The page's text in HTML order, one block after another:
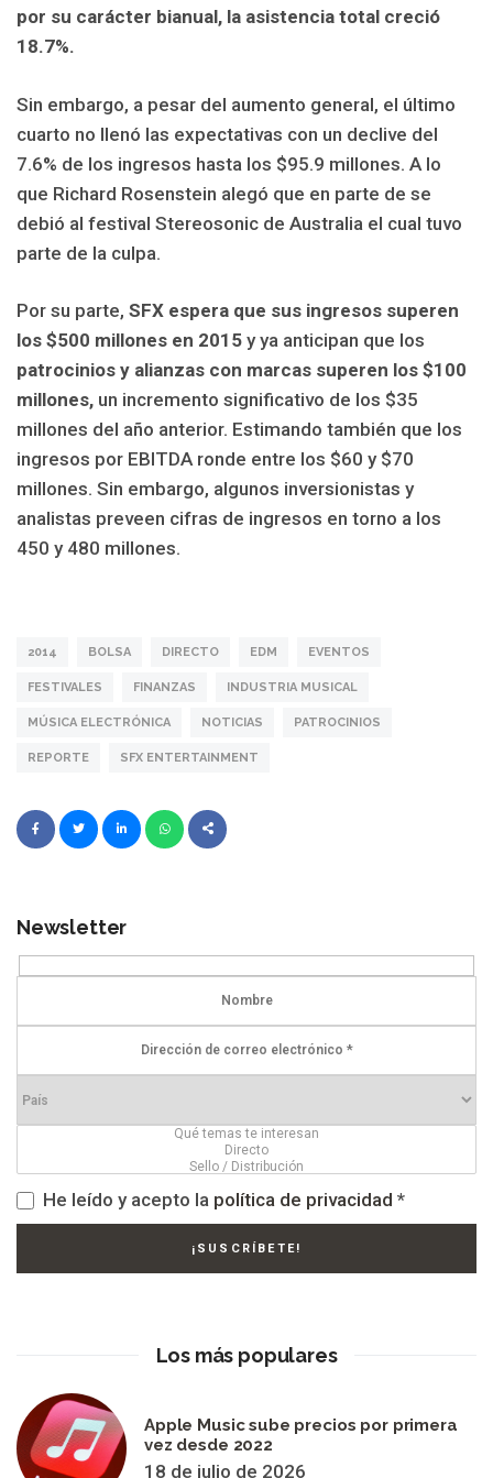
por su carácter bianual, la asistencia total creció
18.7%.
Sin embargo, a pesar del aumento general, el último
cuarto no llenó las expectativas con un declive del
7.6% de los ingresos hasta los $95.9 millones. A lo
que Richard Rosenstein alegó que en parte de se
debió al festival Stereosonic de Australia el cual tuvo
parte de la culpa.
Por su parte, SFX espera que sus ingresos superen
los $500 millones en 2015 y ya anticipan que los
patrocinios y alianzas con marcas superen los $100
millones, un incremento significativo de los $35
millones del año anterior. Estimando también que los
ingresos por EBITDA ronde entre los $60 y $70
millones. Sin embargo, algunos inversionistas y
analistas preveen cifras de ingresos en torno a los
450 y 480 millones.
2014 BOLSA DIRECTO EDM EVENTOS
FESTIVALES FINANZAS INDUSTRIA MUSICAL
MÚSICA ELECTRÓNICA NOTICIAS PATROCINIOS
REPORTE SFX ENTERTAINMENT
Newsletter
He leído y acepto la política de privacidad *
Los más populares
Apple Music sube precios por primera
vez desde 2022
18 de julio de 2026